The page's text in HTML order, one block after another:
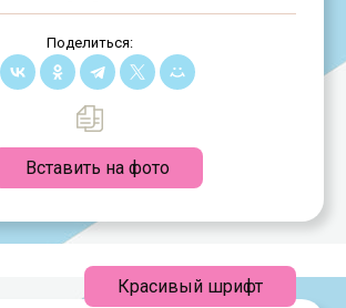
Поделиться:
Вставить на фото
Красивый шрифт